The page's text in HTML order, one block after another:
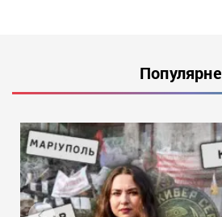
Популярне